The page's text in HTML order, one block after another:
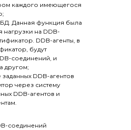
каждого имеющегося
БД. Данная функция была
на DDB-
DDB-агенты, в
будут
соединений, и
другом;
DDB-агентов
через систему
DDB-агентов и
соединений